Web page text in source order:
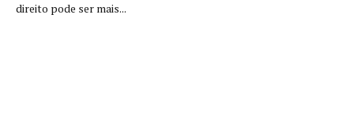
direito pode ser mais...